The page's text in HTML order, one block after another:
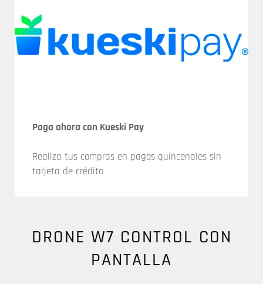
Paga ahora con Kueski Pay
Realiza tus compras en pagos quincenales sin
tarjeta de crédito
DRONE W7 CONTROL CON
PANTALLA